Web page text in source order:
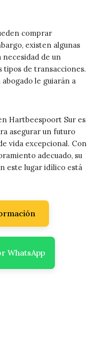
comprar
existen algunas
de un
de transacciones.
le guiarán a
Hartbeespoort Sur es
asegurar un futuro
vida excepcional. Con
adecuado, su
este lugar idílico está
WhatsApp